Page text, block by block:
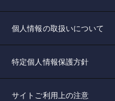
個人情報の取扱いについて
特定個人情報保護方針
サイトご利用上の注意